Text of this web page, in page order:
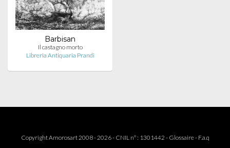
Barbisan
Il castagno morto
Libreria Antiquaria Prandi
Copyright Amorosart 2008 - 2026 - CNIL n° : 1301442 - Glossaire- F.a.q